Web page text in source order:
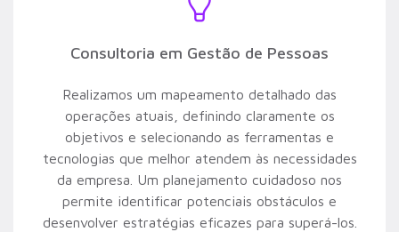
Consultoria em Gestão de Pessoas
Realizamos um mapeamento detalhado das
operações atuais, definindo claramente os
objetivos e selecionando as ferramentas e
tecnologias que melhor atendem às necessidades
da empresa. Um planejamento cuidadoso nos
permite identificar potenciais obstáculos e
desenvolver estratégias eficazes para superá-los.